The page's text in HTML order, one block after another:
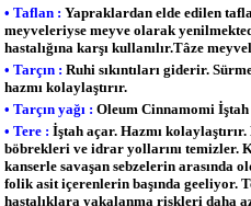
• Taflan : Yapraklardan elde edilen
meyveleriyse meyve olarak
hastalığına karşı kullanılır.Tâze
• Tarçın : Ruhi sıkıntıları giderir.
hazmı kolaylaştırır.
• Tarçın yağı : Oleum Cinnamomi
• Tere : İştah açar. Hazmı
böbrekleri ve idrar yollarını temizler.
kanserle savaşan sebzelerin arasında
folik asit içerenlerin başında geeliyor.
hastalıklara yakalanma riskleri daha